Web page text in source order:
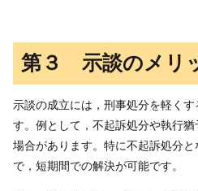
第３ 示談のメリ
示談の成立には，刑事処分を軽く
す。例として，不起訴処分や執行
場合があります。特に不起訴処分
で，短期間での解決が可能です。